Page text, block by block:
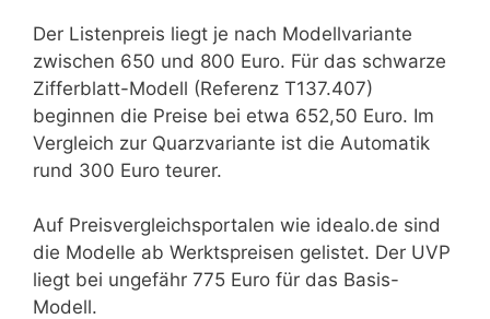
Der Listenpreis liegt je nach Modellvariante
zwischen 650 und 800 Euro. Für das schwarze
Zifferblatt-Modell (Referenz T137.407)
beginnen die Preise bei etwa 652,50 Euro. Im
Vergleich zur Quarzvariante ist die Automatik
rund 300 Euro teurer.
Auf Preisvergleichsportalen wie idealo.de sind
die Modelle ab Werktspreisen gelistet. Der UVP
liegt bei ungefähr 775 Euro für das Basis-
Modell.